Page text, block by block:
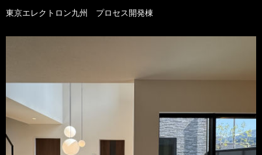
東京エレクトロン九州 プロセス開発棟